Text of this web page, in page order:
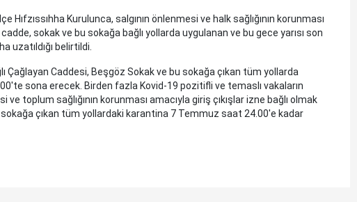
Hıfzıssıhha Kurulunca, salgının önlenmesi ve halk sağlığının korunması
sokak ve bu sokağa bağlı yollarda uygulanan ve bu gece yarısı son
uzatıldığı belirtildi.
Çağlayan Caddesi, Beşgöz Sokak ve bu sokağa çıkan tüm yollarda
sona erecek. Birden fazla Kovid-19 pozitifli ve temaslı vakaların
toplum sağlığının korunması amacıyla giriş çıkışlar izne bağlı olmak
sokağa çıkan tüm yollardaki karantina 7 Temmuz saat 24.00'e kadar
Şubesinde
yazıcıdır. O yıllarda Meriç küçük bir ilç..